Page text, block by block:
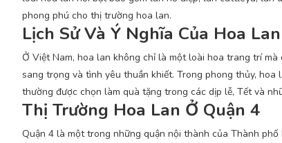
phong phú cho thị trường hoa lan.
Lịch Sử Và Ý Nghĩa Của Hoa
Ở Việt Nam, hoa lan không chỉ là một loài hoa trang trí
sang trọng và tình yêu thuần khiết. Trong phong thủy,
thường được chọn làm quà tặng trong các dịp lễ, Tết và
Thị Trường Hoa Lan Ở Quận 4
Quận 4 là một trong những quận nội thành của Thành